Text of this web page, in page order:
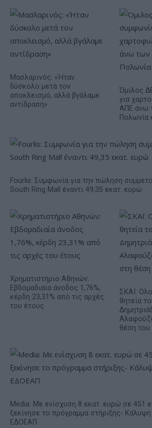
Μασλαρινός: «Ήταν
δύσκολο μετά τον
αποκλεισμό, αλλά βγάλαμε
αντίδραση»
Όμιλος
για
ΑΠΕ άνω
Πολωνία
Fourlis: Συμφωνία για την πώληση
South Ring Mall έναντι 49,35 εκατ. ευρώ
Χρηματιστήριο Αθηνών:
Εβδομαδιαία άνοδος 1,76%,
κέρδη 23,31% από τις αρχές
του έτους
ΣΚΑΪ:
θητεία
θέση του
Media: Με ενίσχυση 8 εκατ. ευρώ σε 451
ξεκίνησε το πρόγραμμα στήριξης-
ΕΔΟΕΑΠ